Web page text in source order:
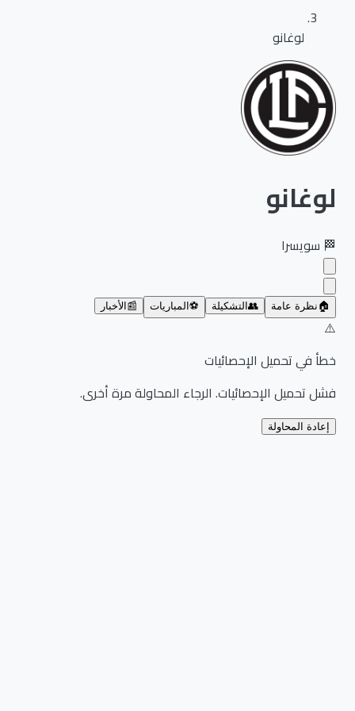
لوغانو
لوغانو
سويسرا
نظرة عامة 👥 التشكيلة ⚽ المباريات 📰 الأخبار
خطأ في تحميل الإحصائيات
فشل تحميل الإحصائيات. الرجاء المحاولة مرة أخرى.
إعادة المحاولة